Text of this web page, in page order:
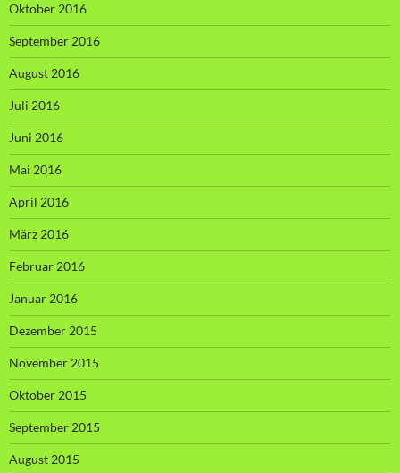
Oktober 2016
September 2016
August 2016
Juli 2016
Juni 2016
Mai 2016
April 2016
März 2016
Februar 2016
Januar 2016
Dezember 2015
November 2015
Oktober 2015
September 2015
August 2015